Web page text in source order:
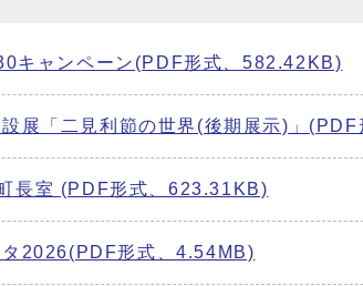
キャンペーン(PDF形式、582.42KB)
展「二見利節の世界(後期展示)」
長室 (PDF形式、623.31KB)
2026(PDF形式、4.54MB)